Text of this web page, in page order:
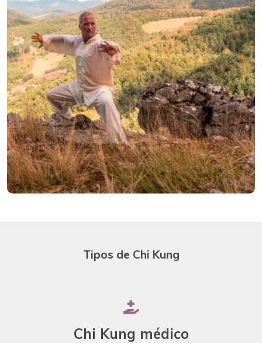
Tipos de Chi Kung
Chi Kung médico